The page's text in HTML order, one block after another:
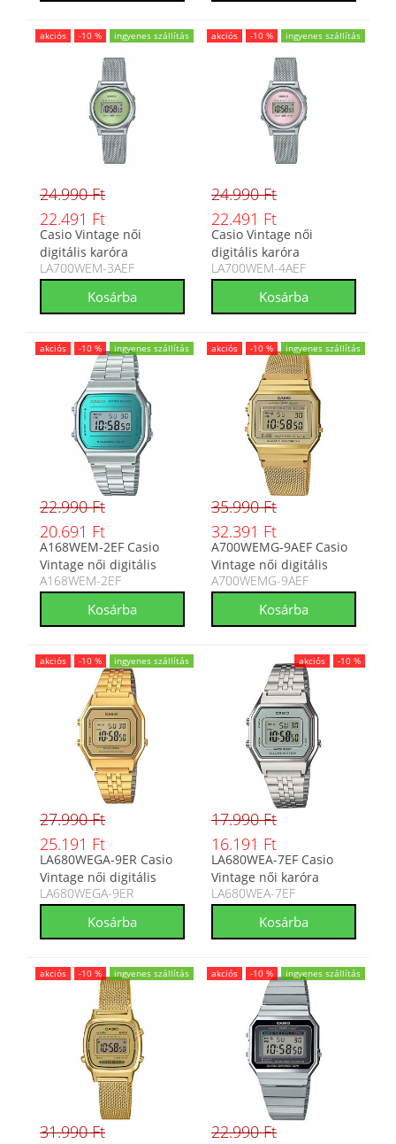
akciós -10 % ingyenes szállítás
24.990 Ft
22.491 Ft
Casio Vintage női
digitális karóra
LA700WEM-3AEF
LA700WEM-3AEF
akciós -10 % ingyenes szállítás
24.990 Ft
22.491 Ft
Casio Vintage női
digitális karóra
LA700WEM-4AEF
LA700WEM-4AEF
akciós -10 % ingyenes szállítás
22.990 Ft
20.691 Ft
A168WEM-2EF Casio
Vintage női digitális
karóra
A168WEM-2EF
akciós -10 % ingyenes szállítás
35.990 Ft
32.391 Ft
A700WEMG-9AEF Casio
Vintage női digitális
karóra
A700WEMG-9AEF
akciós -10 % ingyenes szállítás
27.990 Ft
25.191 Ft
LA680WEGA-9ER Casio
Vintage női digitális
karóra
LA680WEGA-9ER
akciós -10 %
17.990 Ft
16.191 Ft
LA680WEA-7EF Casio
Vintage női karóra
LA680WEA-7EF
akciós -10 % ingyenes szállítás
31.990 Ft
akciós -10 % ingyenes szállítás
22.990 Ft